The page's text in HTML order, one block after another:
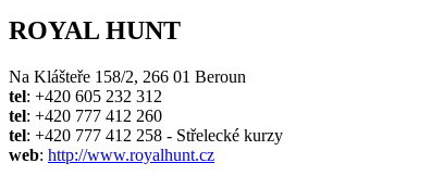
ROYAL HUNT
Na Klášteře 158/2, 266 01 Beroun
tel: +420 605 232 312
tel: +420 777 412 260
tel: +420 777 412 258 - Střelecké kurzy
web: http://www.royalhunt.cz